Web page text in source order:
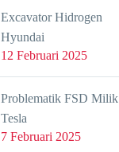
Excavator Hidrogen
Hyundai
12 Februari 2025
Problematik FSD Milik
Tesla
7 Februari 2025